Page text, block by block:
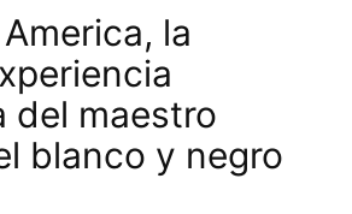
la
del maestro
blanco y negro